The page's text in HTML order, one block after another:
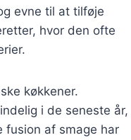
evne til at tilføje
hvor den ofte
køkkener.
i de seneste år,
fusion af smage har